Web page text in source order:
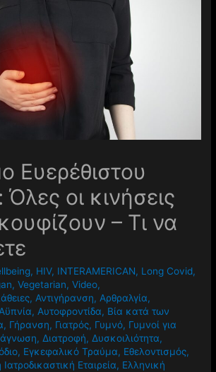
Ευερέθιστου
οι κινήσεις
– Τι να
, HIV, INTERAMERICAN, Long Covid,
,Vegetarian,Video,
, Αντιγήρανση, Αρθραλγία,
Αϋπνία, Αυτοφροντίδα, Βία κατά των
, Γήρανση, Γιατρός, Γυμνό, Γυμνοί για
, Διατροφή, Δυσκοιλιότητα,
, Εγκεφαλικό Τραύμα, Εθελοντισμός,
Εταιρεία, Ελληνική